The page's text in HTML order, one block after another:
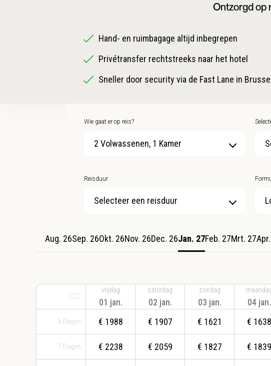
Ontzorgd op
Hand- en ruimbagage altijd inbegrepen
Privétransfer rechtstreeks naar het hotel
Sneller door security via de Fast Lane in
Wie gaat er op reis?
2 Volwassenen, 1 Kamer
Reisduur
Selecteer een reisduur
Aug. 26Sep. 26Okt. 26Nov. 26Dec. 26Jan. 27Feb. 27Mrt. 27
2027
6 Dagen
7 Dagen
vrijdag
01 jan.
€ 1988
€ 2238
zaterdag
02 jan.
€ 1907
€ 2059
zondag
03 jan.
€ 1621
€ 1827
04 jan.
€ 1638
€ 1839